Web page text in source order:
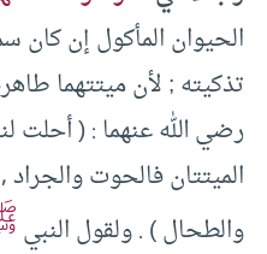
الحيوان المأكول إن كان
تذكيته ; لأن ميتتهما
رضي الله عنهما : ( أحلت
الميتتان فالحوت والجراد
والطحال ) . ولقول النبي